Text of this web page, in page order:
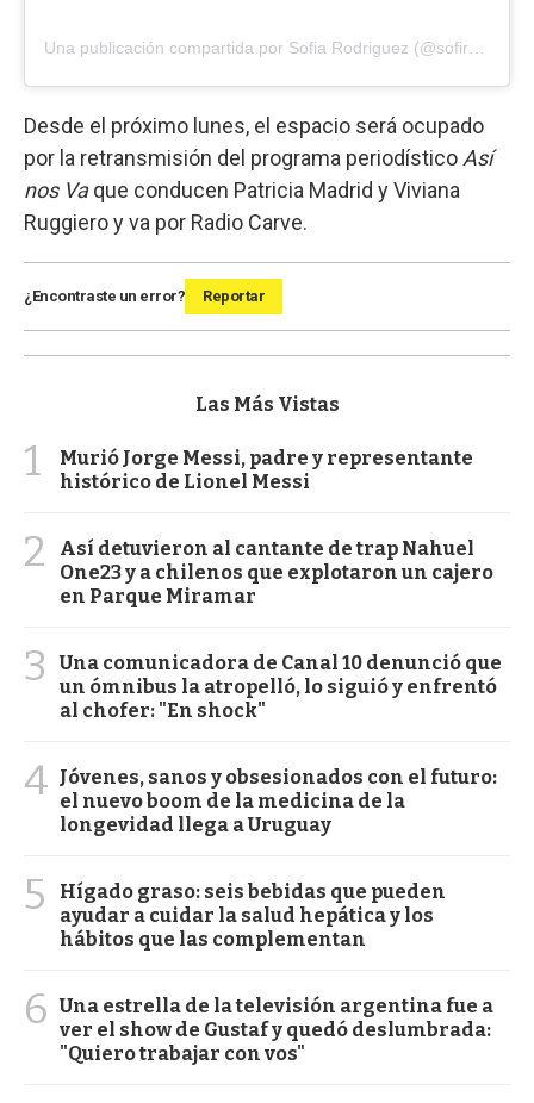
Desde el próximo lunes, el espacio será ocupado
por la retransmisión del programa periodístico Así
nos Vaque conducen Patricia Madrid y Viviana
Ruggiero y va por Radio Carve.
¿Encontraste un error? Reportar
Las Más Vistas
1
Murió Jorge Messi, padre y representante
histórico de Lionel Messi
2
Así detuvieron al cantante de trap Nahuel
One23 y a chilenos que explotaron un cajero
en Parque Miramar
3
Una comunicadora de Canal 10 denunció que
un ómnibus la atropelló, lo siguió y enfrentó
al chofer: "En shock"
4 Jóvenes, sanos y obsesionados con el futuro:
el nuevo boom de la medicina de la
longevidad llega a Uruguay
5
Hígado graso: seis bebidas que pueden
ayudar a cuidar la salud hepática y los
hábitos que las complementan
6 Una estrella de la televisión argentina fue a
ver el show de Gustaf y quedó deslumbrada:
"Quiero trabajar con vos"